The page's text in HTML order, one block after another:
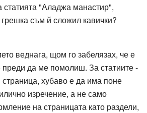
"Аладжа манастир",
съм й сложил кавички?
веднага, щом го забелязах, че е
да ме помолиш. За статиите -
страница, хубаво е да има поне
изречение, а не само
на страницата като раздели,